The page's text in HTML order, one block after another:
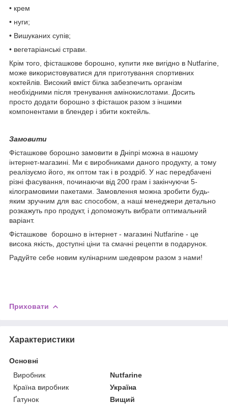
• крем
• нуги;
• Вишуканих супів;
• вегетаріанські страви.
Крім того, фісташкове борошно, купити яке вигідно в Nutfarine,
може використовуватися для приготування спортивних
коктейлів. Високий вміст білка забезпечить організм
необхідними після тренування амінокислотами. Досить
просто додати борошно з фісташок разом з іншими
компонентами в блендер і збити коктейль.
Замовити
Фісташкове борошно замовити в Дніпрі можна в нашому
інтернет-магазині. Ми є виробниками даного продукту, а тому
реалізуємо його, як оптом так і в роздріб. У нас передбачені
різні фасування, починаючи від 200 грам і закінчуючи 5-
кілограмовими пакетами. Замовлення можна зробити будь-
яким зручним для вас способом, а наші менеджери детально
розкажуть про продукт, і допоможуть вибрати оптимальний
варіант.
Фісташкове борошно в інтернет - магазині Nutfarine - це
висока якість, доступні ціни та смачні рецепти в подарунок.
Радуйте себе новим кулінарним шедевром разом з нами!
Приховати
Характеристики
Основні
Виробник
Nutfarine
Країна виробник
Україна
Ґатунок
Вищий